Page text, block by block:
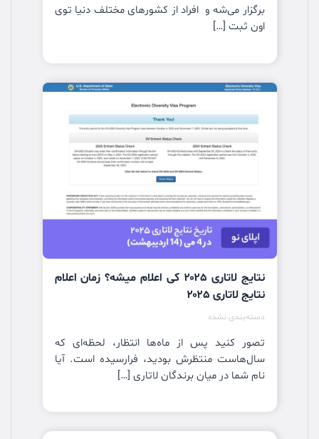
برگزار می‌شه و افراد از کشورهای مختلف دنیا توی
اون ثبت […]
نتایج لاتاری ۲۰۲۵ کی اعلام میشه؟ زمان اعلام
نتایج لاتاری ۲۰۲۵
دسته‌بندی نشده
تصور کنید پس از ماه‌ها انتظار، لحظه‌ای که
سال‌هاست منتظرش بودید، فرارسیده است. آیا
نام شما در میان برندگان لاتاری […]